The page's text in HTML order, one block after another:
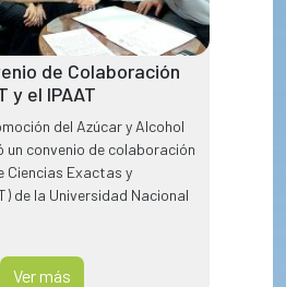
de Colaboración
y el IPAAT
del Azúcar y Alcohol
un convenio de colaboración
Ciencias Exactas y
de la Universidad Nacional
Ver más